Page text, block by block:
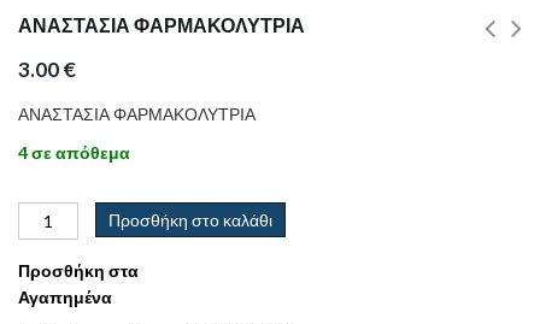
ΑΝΑΣΤΑΣΙΑ ΦΑΡΜΑΚΟΛΥΤΡΙΑ
3.00€
ΑΝΑΣΤΑΣΙΑ ΦΑΡΜΑΚΟΛΥΤΡΙΑ
4 σε απόθεμα
Προσθήκη στο καλάθι
Προσθήκη στα
Αγαπημένα